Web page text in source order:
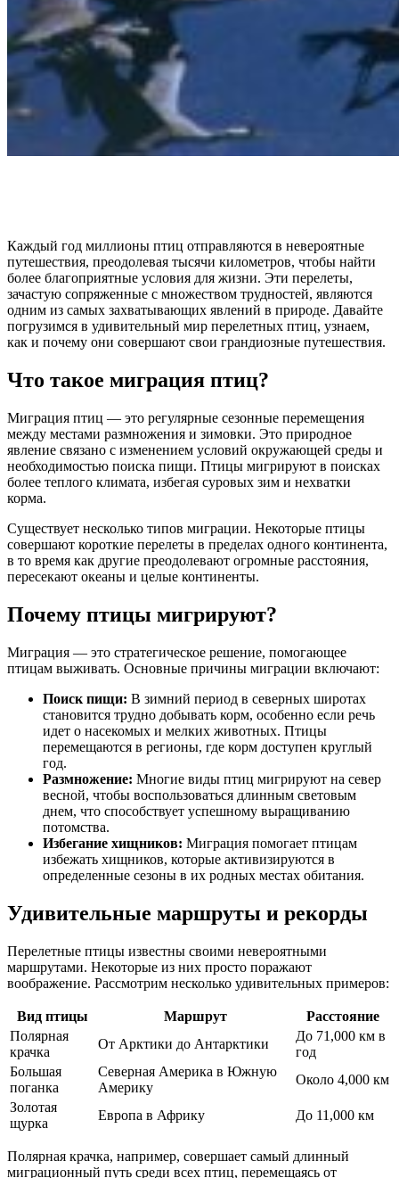
Каждый год миллионы птиц отправляются в невероятные
путешествия, преодолевая тысячи километров, чтобы найти
более благоприятные условия для жизни. Эти перелеты,
зачастую сопряженные с множеством трудностей, являются
одним из самых захватывающих явлений в природе. Давайте
погрузимся в удивительный мир перелетных птиц, узнаем,
как и почему они совершают свои грандиозные путешествия.
Что такое миграция птиц?
Миграция птиц — это регулярные сезонные перемещения
между местами размножения и зимовки. Это природное
явление связано с изменением условий окружающей среды и
необходимостью поиска пищи. Птицы мигрируют в поисках
более теплого климата, избегая суровых зим и нехватки
корма.
Существует несколько типов миграции. Некоторые птицы
совершают короткие перелеты в пределах одного континента,
в то время как другие преодолевают огромные расстояния,
пересекают океаны и целые континенты.
Почему птицы мигрируют?
Миграция — это стратегическое решение, помогающее
птицам выживать. Основные причины миграции включают:
Поиск пищи: В зимний период в северных широтах
становится трудно добывать корм, особенно если речь
идет о насекомых и мелких животных. Птицы
перемещаются в регионы, где корм доступен круглый
год.
Размножение: Многие виды птиц мигрируют на север
весной, чтобы воспользоваться длинным световым
днем, что способствует успешному выращиванию
потомства.
Избегание хищников: Миграция помогает птицам
избежать хищников, которые активизируются в
определенные сезоны в их родных местах обитания.
Удивительные маршруты и рекорды
Перелетные птицы известны своими невероятными
маршрутами. Некоторые из них просто поражают
воображение. Рассмотрим несколько удивительных примеров:
Вид птицы Маршрут
Расстояние
Полярная
крачка
От Арктики до Антарктики
До 71,000 км в
год
Большая
поганка
Северная Америка в Южную
Америку
Около 4,000 км
Золотая
щурка
Европа в Африку До 11,000 км
Полярная крачка, например, совершает самый длинный
миграционный путь среди всех птиц, перемещаясь от